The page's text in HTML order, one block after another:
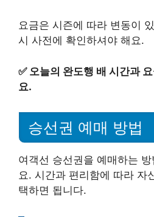
요금은 시즌에 따라 변동이
시 사전에 확인하셔야 해요.
✅ 오늘의 완도행 배 시간과
요.
승선권 예매 방법
여객선 승선권을 예매하는
요. 시간과 편리함에 따라 자
택하면 됩니다.